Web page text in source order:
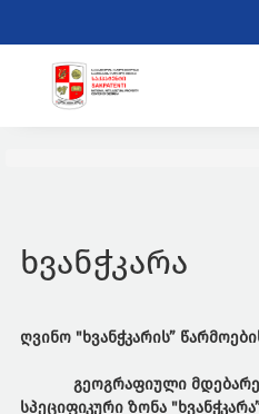
ხვანჭკარა
ღვინო"ხვანჭკარის”
გეოგრაფიული
სპეციფიკური ზონა